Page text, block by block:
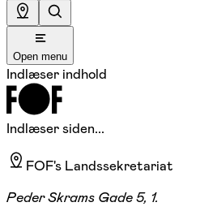
Open menu
Indlæser indhold
Indlæser siden...
FOF's Landssekretariat
Peder Skrams Gade 5, 1.